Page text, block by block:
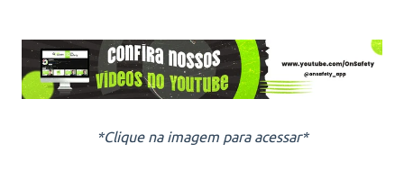
*Clique na imagem para acessar*